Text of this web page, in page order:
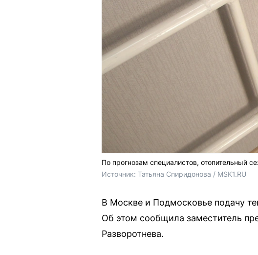
По прогнозам специалистов, отопительный
Источник: Татьяна Спиридонова / MSK1.RU
В Москве и Подмосковье подачу
Об этом сообщила заместитель
Разворотнева.